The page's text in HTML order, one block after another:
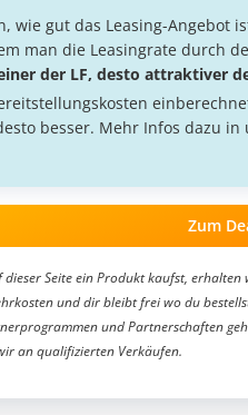
wie gut das Leasing-Angebot
man die Leasingrate durch
der LF, desto attraktiver
besser. Mehr Infos dazu in
Zum
Seite ein Produkt kaufst,
und dir bleibt frei wo du
und Partnerschaften
an qualifizierten Verkäufen.